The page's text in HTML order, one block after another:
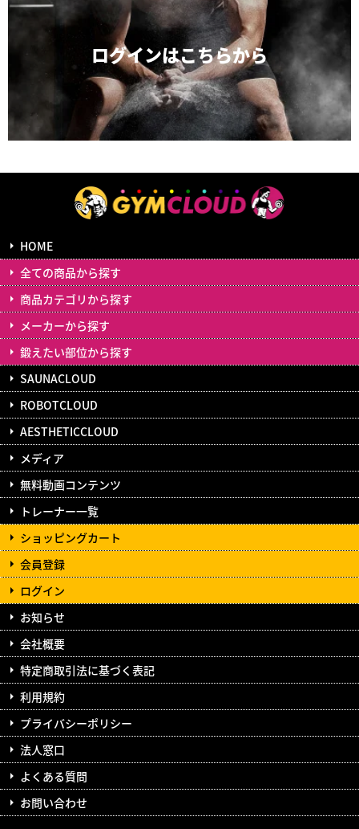
ログインはこちらから
HOME
全ての商品から探す
商品カテゴリから探す
メーカーから探す
鍛えたい部位から探す
SAUNACLOUD
ROBOTCLOUD
AESTHETICCLOUD
メディア
無料動画コンテンツ
トレーナー一覧
ショッピングカート
会員登録
ログイン
お知らせ
会社概要
特定商取引法に基づく表記
利用規約
プライバシーポリシー
法人窓口
よくある質問
お問い合わせ